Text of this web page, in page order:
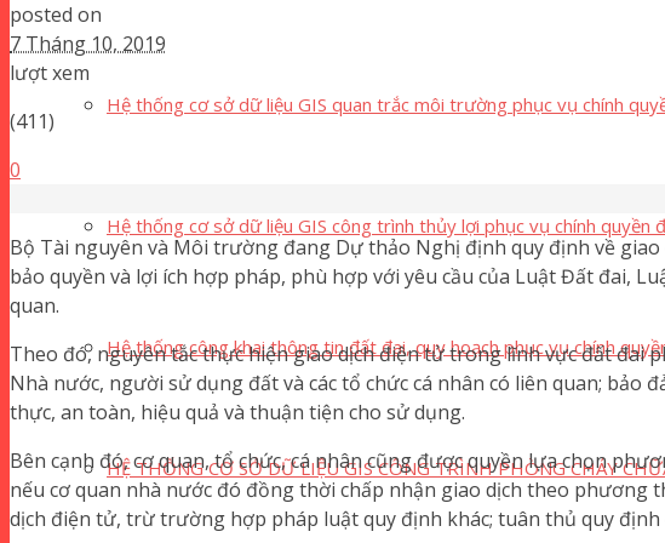
Hệ thống cơ sở dữ liệu GIS quan trắc môi trường phục vụ chính
Hệ thống cơ sở dữ liệu GIS công trình thủy lợi phục vụ chính quyền
Hệ thống công khai thông tin đất đai, quy hoạch phục vụ chính
HỆ THỐNG CƠ SỞ DỮ LIỆU GIS CÔNG TRÌNH PHÒNG CHÁY
posted on
7 Tháng 10, 2019
lượt xem
(411)
0
Bộ Tài nguyên và Môi trường đang Dự thảo Nghị định quy định về
bảo quyền và lợi ích hợp pháp, phù hợp với yêu cầu của Luật Đất đai,
quan.
Theo đó, nguyên tắc thực hiện giao dịch điện tử trong lĩnh vực đất đai
Nhà nước, người sử dụng đất và các tổ chức cá nhân có liên quan; bảo
thực, an toàn, hiệu quả và thuận tiện cho sử dụng.
Bên cạnh đó, cơ quan, tổ chức, cá nhân cũng được quyền lựa chọn
nếu cơ quan nhà nước đó đồng thời chấp nhận giao dịch theo
dịch điện tử, trừ trường hợp pháp luật quy định khác; tuân thủ quy định